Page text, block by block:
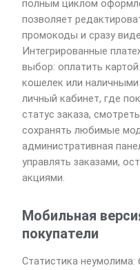
полным циклом
позволяет
промокоды и сразу
Интегрированные
выбор: оплатить
кошелек или
личный кабинет, где
статус заказа,
сохранять любимые
административная
управлять заказами,
акциями.
Мобильная
покупатели
Статистика неумолима: